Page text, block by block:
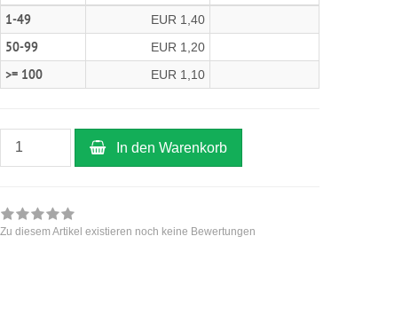
1-49
EUR 1,40
50-99 EUR 1,20
>= 100 EUR 1,10
In den Warenkorb
Zu diesem Artikel existieren noch keine Bewertungen